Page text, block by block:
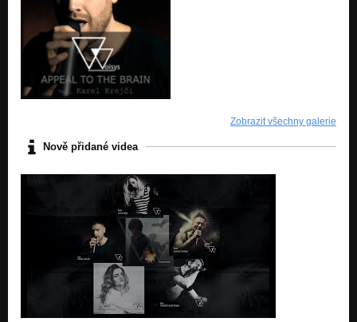
Zobrazit všechny galerie
Nově přidané videa